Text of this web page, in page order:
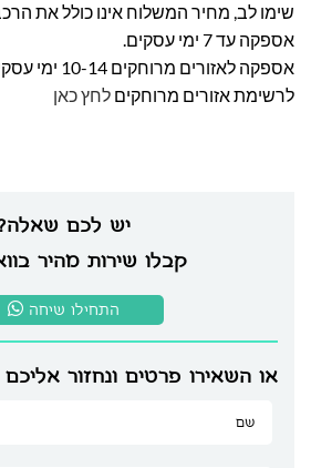
יש לכם
קבלו שירות מהיר
התחילו שיחה
או השאירו פרטים ונחזור אליכם
שימו לב, מחיר המשלוח אינו כולל את
אספקה עד 7 ימי עסקים.
אספקה לאזורים מרוחקים 10-14 ימי עסקים
לרשימת אזורים מרוחקים לחץ כאן